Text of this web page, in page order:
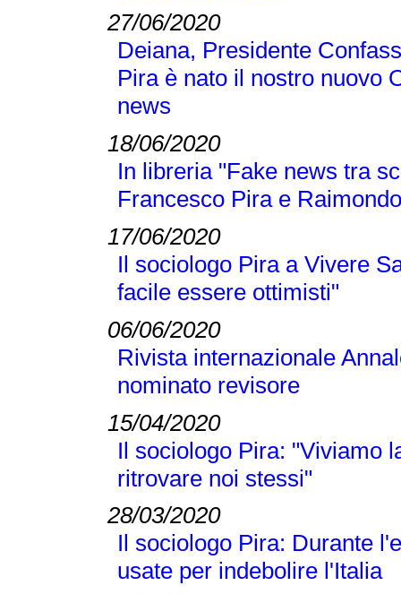
27/06/2020
Deiana, Presidente
Pira è nato il nostro nuovo
news
18/06/2020
In libreria "Fake news tra
Francesco Pira e
17/06/2020
Il sociologo Pira a Vivere
facile essere ottimisti"
06/06/2020
Rivista internazionale
nominato revisore
15/04/2020
Il sociologo Pira: "Viviamo
ritrovare noi stessi"
28/03/2020
Il sociologo Pira: Durante
usate per indebolire l'Italia